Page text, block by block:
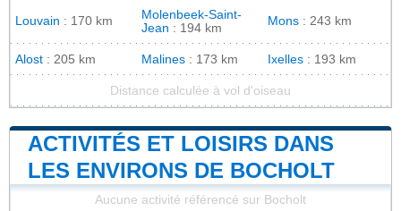
Louvain : 170 km
Molenbeek-Saint-
Jean : 194 km
Mons : 243 km
Alost : 205 km Malines : 173 km Ixelles : 193 km
Distance calculée à vol d'oiseau
ACTIVITÉS ET LOISIRS DANS
LES ENVIRONS DE BOCHOLT
Aucune activité référencé sur Bocholt